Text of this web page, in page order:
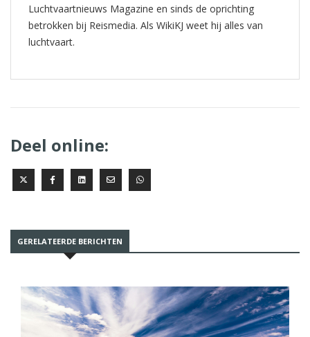
Luchtvaartnieuws Magazine en sinds de oprichting
betrokken bij Reismedia. Als WikiKJ weet hij alles van
luchtvaart.
Deel online:
GERELATEERDE BERICHTEN